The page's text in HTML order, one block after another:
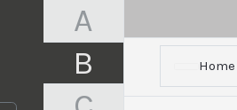
A
B
Home